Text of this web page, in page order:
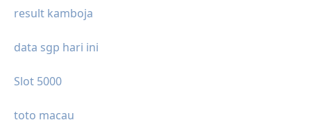
result kamboja
data sgp hari ini
Slot 5000
toto macau